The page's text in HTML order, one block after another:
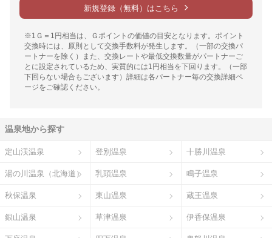
新規登録（無料）はこちら
※1Ｇ＝1円相当は、Ｇポイントの価値の目安となります。ポイント
交換時には、原則として交換手数料が発生します。（一部の交換パ
ートナーを除く）また、交換レートや最低交換数量がパートナーご
とに設定されているため、実質的には1円相当を下回ります。（一部
下回らない場合もございます）詳細は各パートナー毎の交換詳細ペ
ージをご確認ください。
温泉地から探す
定山渓温泉 登別温泉 十勝川温泉
湯の川温泉（北海道） 乳頭温泉 鳴子温泉
秋保温泉 東山温泉 蔵王温泉
銀山温泉 草津温泉 伊香保温泉